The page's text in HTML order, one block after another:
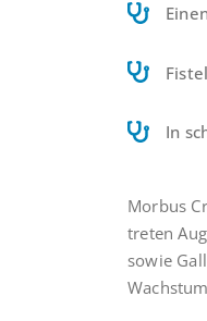
In
Morbus
treten
sowie